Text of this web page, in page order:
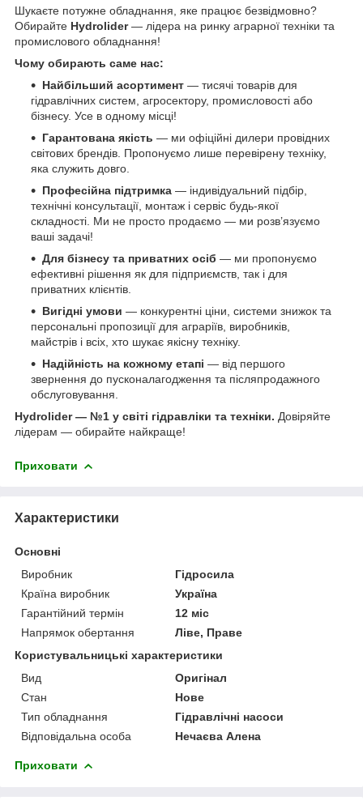
Шукаєте потужне обладнання, яке працює безвідмовно?
Обирайте Hydrolider— лідера на ринку аграрної техніки та
промислового обладнання!
Чому обирають саме нас:
Найбільший асортимент — тисячі товарів для
гідравлічних систем, агросектору, промисловості або
бізнесу. Усе в одному місці!
Гарантована якість — ми офіційні дилери провідних
світових брендів. Пропонуємо лише перевірену техніку,
яка служить довго.
Професійна підтримка — індивідуальний підбір,
технічні консультації, монтаж і сервіс будь-якої
складності. Ми не просто продаємо — ми розв’язуємо
ваші задачі!
Для бізнесу та приватних осіб — ми пропонуємо
ефективні рішення як для підприємств, так і для
приватних клієнтів.
Вигідні умови — конкурентні ціни, системи знижок та
персональні пропозиції для аграріїв, виробників,
майстрів і всіх, хто шукає якісну техніку.
Надійність на кожному етапі — від першого
звернення до пусконалагодження та післяпродажного
обслуговування.
Hydrolider — №1 у світі гідравліки та техніки. Довіряйте
лідерам — обирайте найкраще!
Приховати
Характеристики
Основні
Виробник
Гідросила
Країна виробник
Україна
Гарантійний термін
12 міс
Напрямок обертання
Ліве, Праве
Користувальницькі характеристики
Вид
Оригінал
Стан
Нове
Тип обладнання
Гідравлічні насоси
Відповідальна особа
Нечаєва Алена
Приховати